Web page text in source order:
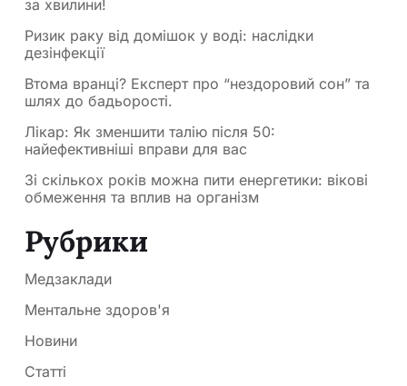
за хвилини!
Ризик раку від домішок у воді: наслідки
дезінфекції
Втома вранці? Експерт про “нездоровий сон” та
шлях до бадьорості.
Лікар: Як зменшити талію після 50:
найефективніші вправи для вас
Зі скількох років можна пити енергетики: вікові
обмеження та вплив на організм
Рубрики
Медзаклади
Ментальне здоров'я
Новини
Статті